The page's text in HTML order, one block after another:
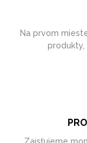
Na prvom
produkty,